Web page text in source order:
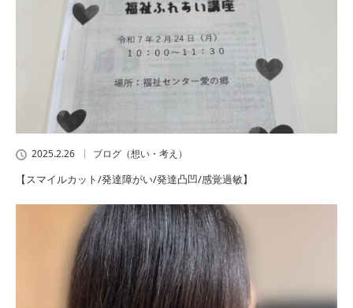
2025.2.26 ブログ（想い・考え）
【スマイルカット/発達障がい/発達凸凹/感覚過敏】